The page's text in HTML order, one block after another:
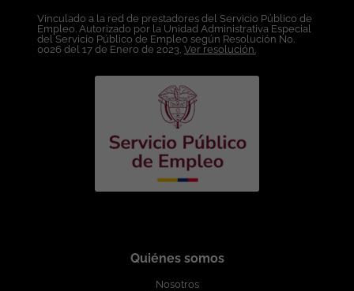
acuerdo a la experiencia. Esta oferta de
trabajo es publicada bajo la propiedad
exclusiva de ticjob.co
Esta oferta de trabajo es publicada bajo
la propiedad exclusiva de ticjob.co
Vinculado a la red de prestadores del Servicio Público de
Empleo. Autorizado por la Unidad Administrativa Especial
del Servicio Público de Empleo según Resolución No.
0026 del 17 de Enero de 2023, Ver resolución.
Quiénes somos
Nosotros